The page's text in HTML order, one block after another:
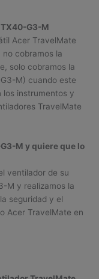
G3-M
Acer TravelMate
cobramos la
solo cobramos la
M) cuando este
los instrumentos y
TravelMate
M y quiere que lo
ventilador de su
M y realizamos la
seguridad y el
Acer TravelMate en